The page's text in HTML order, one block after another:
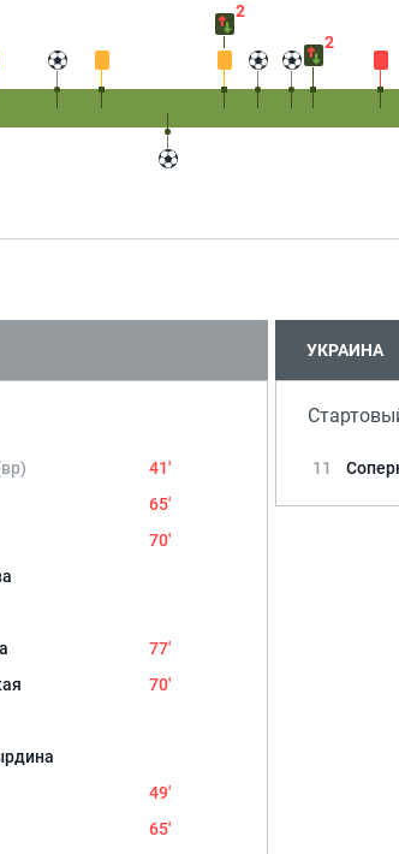
2
2
41'
65'
70'
77'
70'
49'
65'
УКРАИНА
11